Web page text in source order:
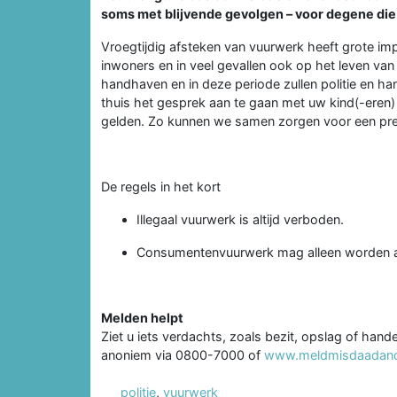
soms met blijvende gevolgen – voor degene
Vroegtijdig afsteken van vuurwerk heeft grote
inwoners en in veel gevallen ook op het leven
handhaven en in deze periode zullen politie en
thuis het gesprek aan te gaan met uw kind(-
gelden. Zo kunnen we samen zorgen voor een
De regels in het kort
Illegaal vuurwerk is altijd verboden.
Consumentenvuurwerk mag alleen
Melden helpt
Ziet u iets verdachts, zoals bezit, opslag of
anoniem via 0800-7000 of
politie, vuurwerk